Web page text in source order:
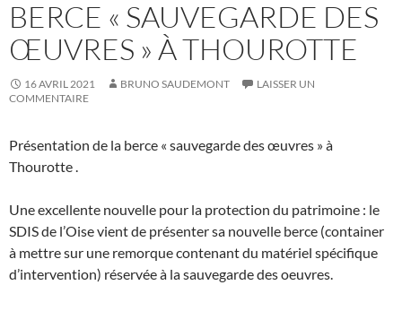
BERCE « SAUVEGARDE DES
ŒUVRES » À THOUROTTE
16 AVRIL 2021 BRUNO SAUDEMONT
LAISSER UN
COMMENTAIRE
Présentation de la berce « sauvegarde des œuvres » à
Thourotte .
Une excellente nouvelle pour la protection du patrimoine : le
SDIS de l’Oise vient de présenter sa nouvelle berce (container
à mettre sur une remorque contenant du matériel spécifique
d’intervention) réservée à la sauvegarde des oeuvres.